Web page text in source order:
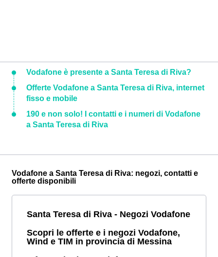
Vodafone è presente a Santa Teresa di Riva?
Offerte Vodafone a Santa Teresa di Riva, internet
fisso e mobile
190 e non solo! I contatti e i numeri di Vodafone
a Santa Teresa di Riva
Vodafone a Santa Teresa di Riva: negozi, contatti e
offerte disponibili
Santa Teresa di Riva - Negozi Vodafone
Scopri le offerte e i negozi Vodafone,
Wind e TIM in provincia di Messina